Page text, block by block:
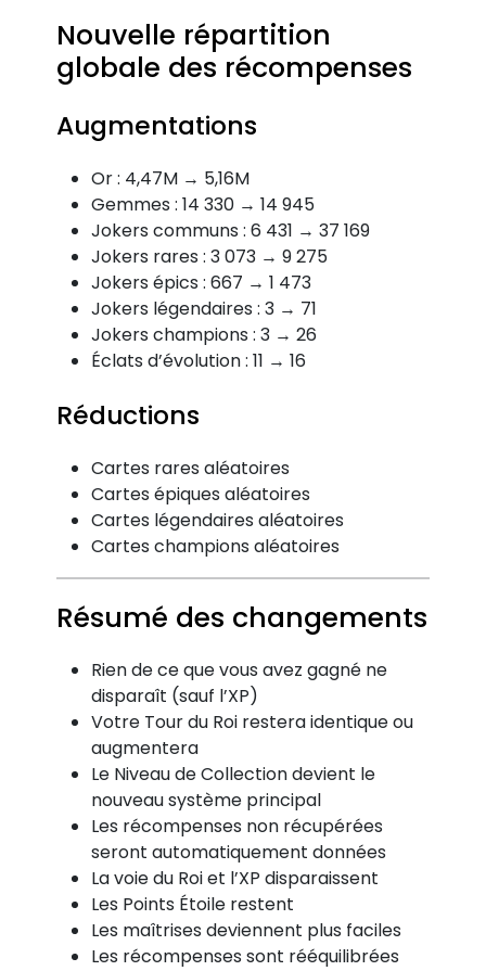
Nouvelle répartition
globale des récompenses
Augmentations
Or : 4,47M → 5,16M
Gemmes : 14 330 → 14 945
Jokers communs : 6 431 → 37 169
Jokers rares : 3 073 → 9 275
Jokers épics : 667 → 1 473
Jokers légendaires : 3 → 71
Jokers champions : 3 → 26
Éclats d’évolution : 11 → 16
Réductions
Cartes rares aléatoires
Cartes épiques aléatoires
Cartes légendaires aléatoires
Cartes champions aléatoires
Résumé des changements
Rien de ce que vous avez gagné ne
disparaît (sauf l’XP)
Votre Tour du Roi restera identique ou
augmentera
Le Niveau de Collection devient le
nouveau système principal
Les récompenses non récupérées
seront automatiquement données
La voie du Roi et l’XP disparaissent
Les Points Étoile restent
Les maîtrises deviennent plus faciles
Les récompenses sont rééquilibrées